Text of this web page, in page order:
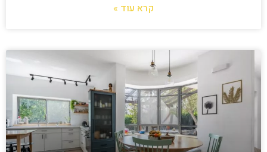
קרא עוד »